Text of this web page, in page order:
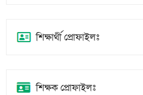
শিক্ষার্থী প্রোফাইলঃ
শিক্ষক প্রোফাইলঃ